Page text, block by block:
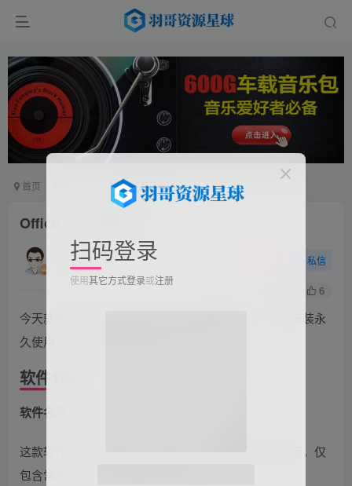
首页 电脑软件 正文
Office 365 精简版
羽哥
11个月前更新
私信
6
今天就给大家分享一款 Office 365 精简版软件，一键安装永
久使用，让你轻松拥有高效办公工具。
软件介绍
软件名称
这款软件只需一键安装，无需序列号，就可以永久可用，仅
包含常用组件，对系统要求非常低
扫码登录
使用其它方式登录或注册